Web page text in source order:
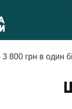
3 800 грн в один